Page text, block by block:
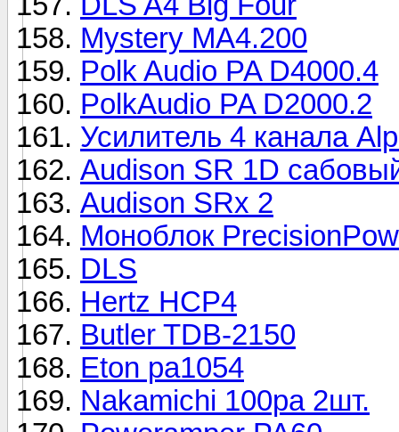
Mystery MA4.200
Polk Audio PA D4000.4
PolkAudio PA D2000.2
Усилитель 4 канала
Audison SR 1D
Audison SRx 2
Моноблок
DLS
Hertz HCP4
Butler TDB-2150
Eton pa1054
Nakamichi 100pa 2шт.